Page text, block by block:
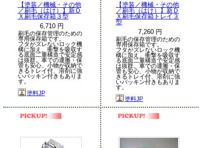
【塗装／機械・その他
／刷毛（はけ）】新Ｄ
Ｘ刷毛保存箱３型
6,710 円
刷毛の保存管理のための
専用保存箱です。
フタがズレないロック機
構に加え、衝撃を吸収す
る底面二重構造で安定感
は抜群。車での運搬・保
管も安心、小物が収納で
きるトレイ付、溶剤に強
いパッキン付きもありま
す。
塗料JP
【塗装／機械・その他
／刷毛（はけ）】新Ｄ
Ｘ刷毛保存箱トレイ３
型
7,260 円
刷毛の保存管理のための
専用保存箱です。
フタがズレないロック機
構に加え、衝撃を吸収す
る底面二重構造で安定感
は抜群。車での運搬・保
管も安心、小物が収納で
きるトレイ付、溶剤に強
いパッキン付きもありま
す。
塗料JP